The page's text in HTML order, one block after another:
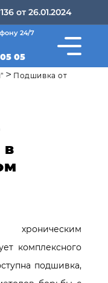
от 26.01.2024
24/7
05
> Подшивка от
в
комплексного
подшивка,